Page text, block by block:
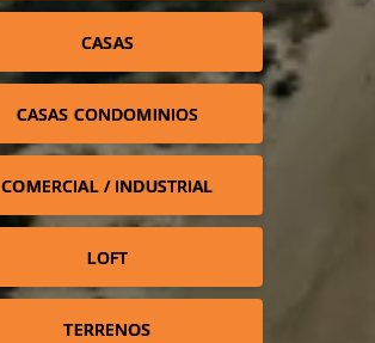
CASAS
CASAS CONDOMINIOS
COMERCIAL / INDUSTRIAL
LOFT
TERRENOS